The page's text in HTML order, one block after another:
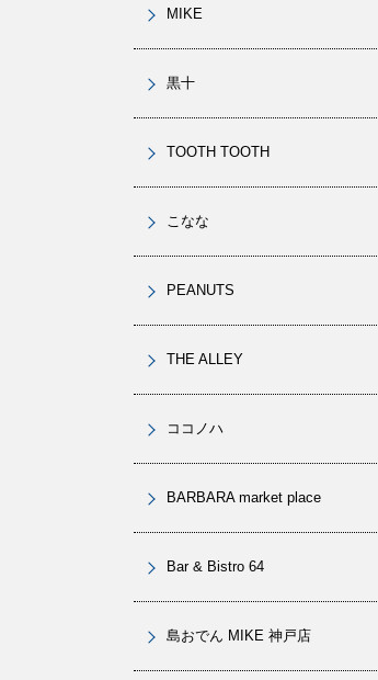
MIKE
黒十
TOOTH TOOTH
こなな
PEANUTS
THE ALLEY
ココノハ
BARBARA market place
Bar & Bistro 64
島おでん MIKE 神戸店